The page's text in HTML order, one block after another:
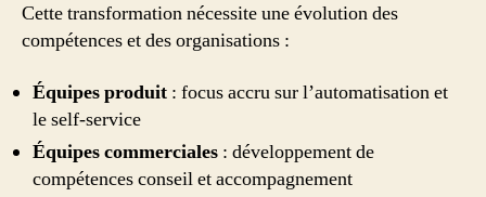
Cette transformation nécessite une évolution des
compétences et des organisations :
Équipes produit : focus accru sur l’automatisation et
le self-service
Équipes commerciales : développement de
compétences conseil et accompagnement